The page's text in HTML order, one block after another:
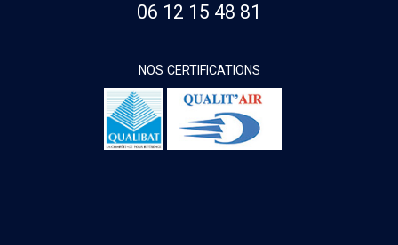
06 12 15 48 81
NOS CERTIFICATIONS